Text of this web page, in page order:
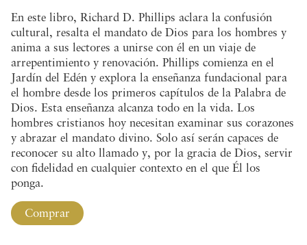
En este libro, Richard D. Phillips aclara la confusión
cultural, resalta el mandato de Dios para los hombres y
anima a sus lectores a unirse con él en un viaje de
arrepentimiento y renovación. Phillips comienza en el
Jardín del Edén y explora la enseñanza fundacional para
el hombre desde los primeros capítulos de la Palabra de
Dios. Esta enseñanza alcanza todo en la vida. Los
hombres cristianos hoy necesitan examinar sus corazones
y abrazar el mandato divino. Solo así serán capaces de
reconocer su alto llamado y, por la gracia de Dios, servir
con fidelidad en cualquier contexto en el que Él los
ponga.
Comprar